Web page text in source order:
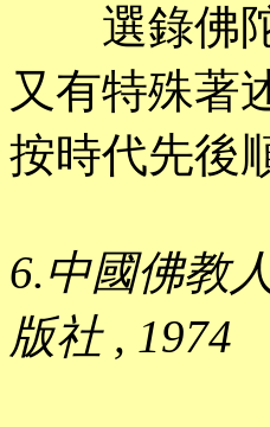
選錄佛陀
又有特殊著
按時代先後
6.中國佛教
版社 , 1974